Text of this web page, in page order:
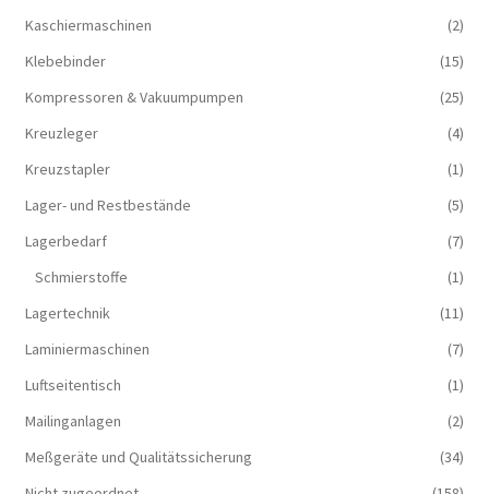
Kaschiermaschinen
(2)
Klebebinder
(15)
Kompressoren & Vakuum­pumpen
(25)
Kreuzleger
(4)
Kreuzstapler
(1)
Lager- und Restbestände
(5)
Lagerbedarf
(7)
Schmierstoffe
(1)
Lagertechnik
(11)
Laminiermaschinen
(7)
Luftseitentisch
(1)
Mailinganlagen
(2)
Meßgeräte und Qualitätssicherung
(34)